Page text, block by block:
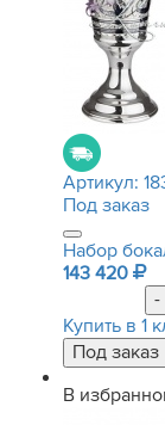
Артикул:
Под заказ
Набор
143 420
-
Купить в 1
В